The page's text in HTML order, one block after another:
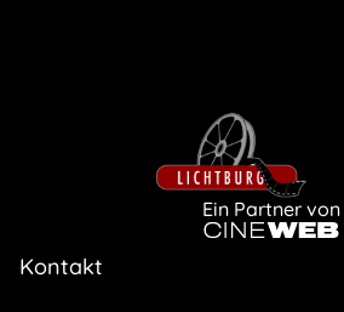
Ein Partner von
Kontakt